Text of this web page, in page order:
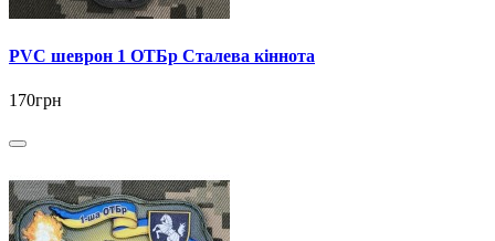
PVC шеврон 1 ОТБр Сталева кіннота
170грн